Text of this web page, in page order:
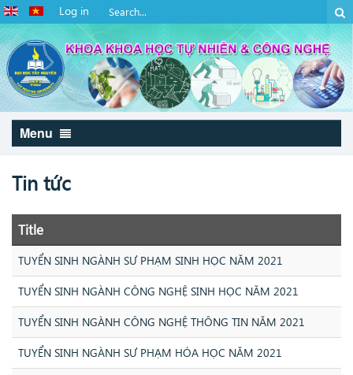
Log in
Menu
Tin tức
Title
TUYỂN SINH NGÀNH SƯ PHẠM SINH HỌC NĂM 2021
TUYỂN SINH NGÀNH CÔNG NGHỆ SINH HỌC NĂM 2021
TUYỂN SINH NGÀNH CÔNG NGHỆ THÔNG TIN NĂM 2021
TUYỂN SINH NGÀNH SƯ PHẠM HÓA HỌC NĂM 2021